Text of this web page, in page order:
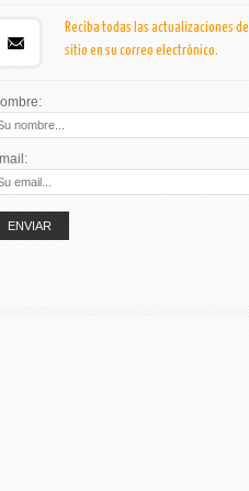
Reciba todas las actualizaciones del
sitio en su correo electrónico.